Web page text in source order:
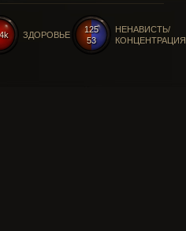
125
53
НЕНАВИСТЬ/
КОНЦЕНТРАЦИЯ
ЗДОРОВЬЕ